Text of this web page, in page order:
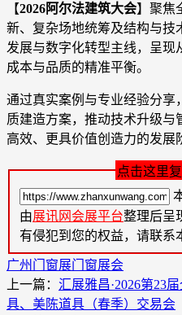
【2026阿尔法建筑大会】聚焦
新、复杂场地统筹及结构与技
发展与数字化转型主线，呈
成本与品质的精准平衡。
通过真实案例与专业经验分享
质建造方案，推动技术升级与
高效、更具价值创造力的发展
点击这里
由展讯网会展平台整理后呈
有侵犯到您的权益，请联系
广州门窗展门窗展会
上一篇： 汇展雅昌·2026第23
具、美陈道具（春季）交易会